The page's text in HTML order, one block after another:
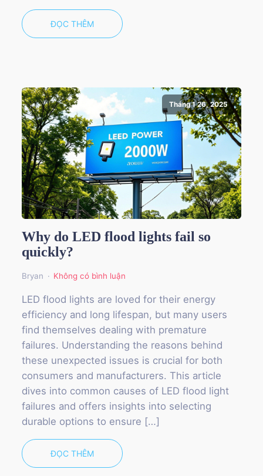
ĐỌC THÊM
Tháng 1 26, 2025
Why do LED flood lights fail so
quickly?
Bryan Không có bình luận
LED flood lights are loved for their energy
efficiency and long lifespan, but many users
find themselves dealing with premature
failures. Understanding the reasons behind
these unexpected issues is crucial for both
consumers and manufacturers. This article
dives into common causes of LED flood light
failures and offers insights into selecting
durable options to ensure […]
ĐỌC THÊM